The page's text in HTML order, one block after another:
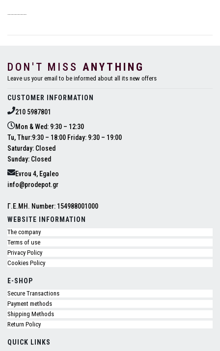
.............
DON'T MISS ANYTHING
Leave us your email to be informed about all its new offers
CUSTOMER INFORMATION
210 5987801
Mon & Wed: 9:30 – 12:30
Tu, Thur:9:30 – 18:00 Friday: 9:30 – 19:00
Saturday: Closed
Sunday: Closed
Evrou 4, Egaleo
info@prodepot.gr
Γ.Ε.ΜΗ. Number: 154988001000
WEBSITE INFORMATION
The company
Terms of use
Privacy Policy
Cookies Policy
E-SHOP
Secure Transactions
Payment methods
Shipping Methods
Return Policy
QUICK LINKS